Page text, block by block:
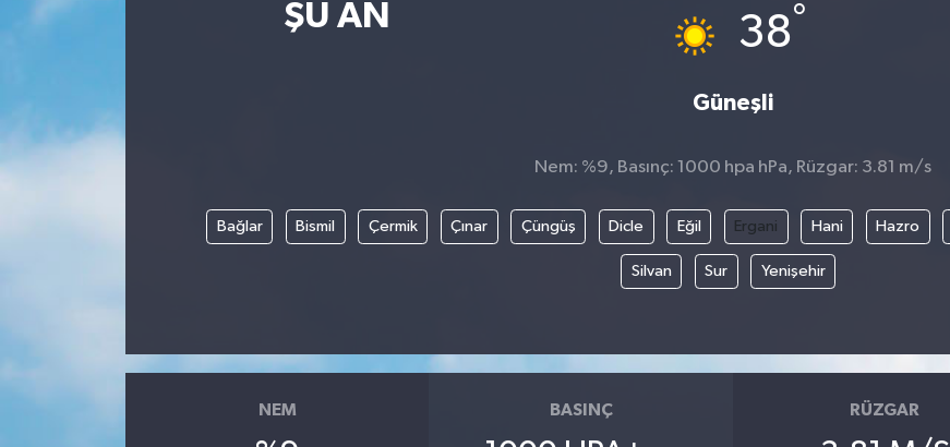
ŞU AN 38°
Güneşli
Nem: %9, Basınç: 1000 hpa hPa, Rüzgar: 3.81 m/s
Bağlar Bismil Çermik Çınar Çüngüş Dicle Eğil Ergani Hani Hazro
Silvan Sur Yenişehir
NEM BASINÇ RÜZGAR